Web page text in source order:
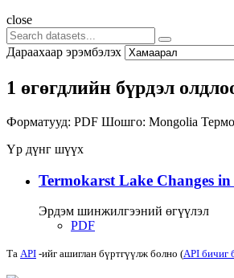
close
Дараахаар эрэмбэлэх
1 өгөгдлийн бүрдэл
Форматууд: PDF Шошго: Mongolia
Үр дүнг шүүх
Termokarst Lake Changes
Эрдэм шинжилгээний өгүүлэл
PDF
Та API -ийг ашиглан бүртгүүлж болно (API бичиг